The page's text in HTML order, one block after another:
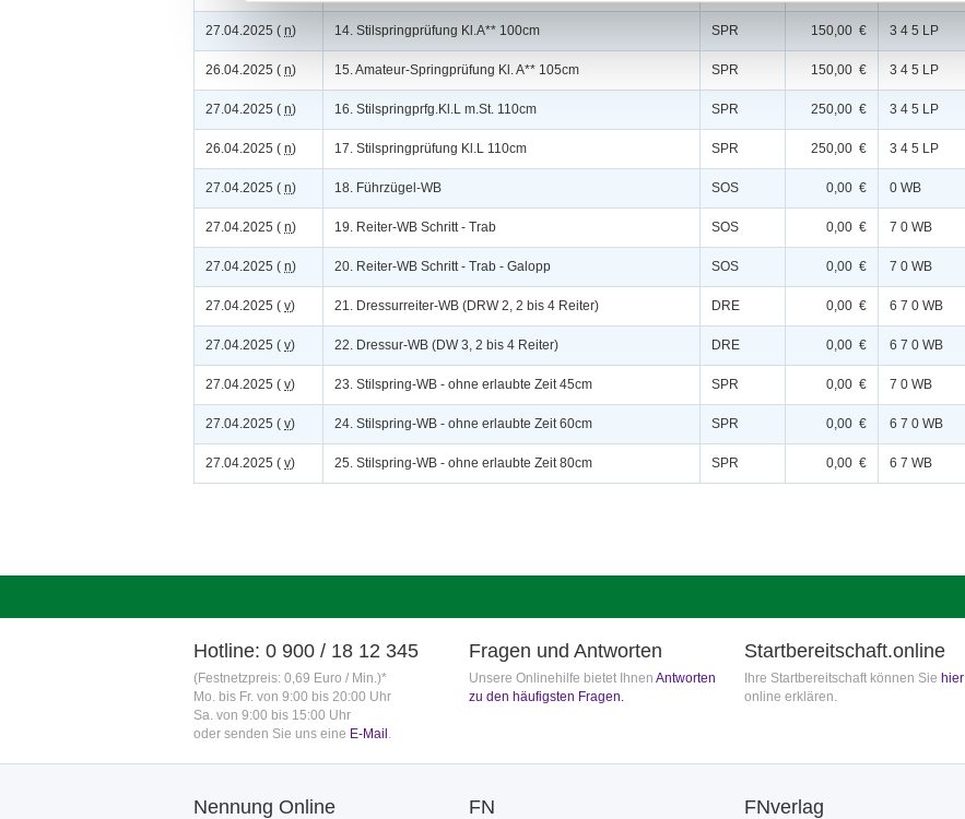
27.04.2025 ( n) 14. Stilspringprüfung Kl.A** 100cm SPR 150,00 € 3 4 5 LP
26.04.2025 ( n) 15. Amateur-Springprüfung Kl. A** 105cm SPR 150,00 € 3 4 5 LP
27.04.2025 ( n) 16. Stilspringprfg.Kl.L m.St. 110cm SPR 250,00 € 3 4 5 LP
26.04.2025 ( n) 17. Stilspringprüfung Kl.L 110cm SPR 250,00 € 3 4 5 LP
27.04.2025 ( n) 18. Führzügel-WB SOS 0,00 € 0 WB
27.04.2025 ( n) 19. Reiter-WB Schritt - Trab SOS 0,00 € 7 0 WB
27.04.2025 ( n) 20. Reiter-WB Schritt - Trab - Galopp SOS 0,00 € 7 0 WB
27.04.2025 ( v) 21. Dressurreiter-WB (DRW 2, 2 bis 4 Reiter) DRE 0,00 € 6 7 0 WB
27.04.2025 ( v) 22. Dressur-WB (DW 3, 2 bis 4 Reiter) DRE 0,00 € 6 7 0 WB
27.04.2025 ( v) 23. Stilspring-WB - ohne erlaubte Zeit 45cm SPR 0,00 € 7 0 WB
27.04.2025 ( v) 24. Stilspring-WB - ohne erlaubte Zeit 60cm SPR 0,00 € 6 7 0 WB
27.04.2025 ( v) 25. Stilspring-WB - ohne erlaubte Zeit 80cm SPR 0,00 € 6 7 WB
Hotline: 0 900 / 18 12 345
(Festnetzpreis: 0,69 Euro / Min.)*
Mo. bis Fr. von 9:00 bis 20:00 Uhr
Sa. von 9:00 bis 15:00 Uhr
oder senden Sie uns eine E-Mail .
Fragen und Antworten
Unsere Onlinehilfe bietet Ihnen Antworten
zu den häufigsten Fragen.
Startbereitschaft.online
Ihre Startbereitschaft können Sie hier
online erklären.
Nennung Online FN FNverlag